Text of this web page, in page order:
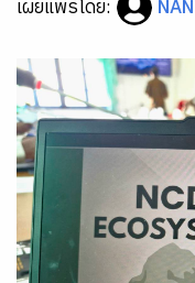
เผยแพร่โดย: